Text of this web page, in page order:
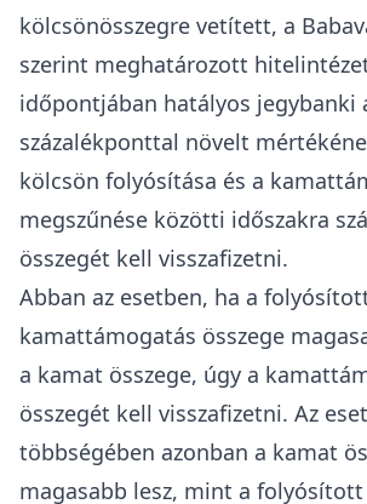
eredményezi.
Mondhatjuk, hogy a
ügyleti kamat mértéke, melyet a
babaváró szerződésünk is
azonban a babaváró hitel egy
szabadfelhasználású kölcsön,
magasabb kamatokkal kell
például egy lakáscélú és ingatlant
zálogjoggal biztosított hitelnél.
Mire számíthat, aki 2024 után
babaváró kölcsönt?
2024. január 01. napját követő
esetében már máshogyan –